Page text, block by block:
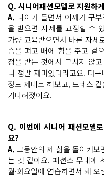
Q. 시니어패션모델로 지원하
A. 나이가 들면서 어깨가 구
을 받으면 자세를 교정할 수
가량 교육받으면서 바른 자세
슴을 펴고 배에 힘을 주고 걸
정을 받는 것에서 그치지 않
니 정말 재미있더라고요. 더
장도 제대로 해보고, 드레스
기다려졌어요.
Q. 이번에 시니어 패션모델
요?
A. 그동안의 제 삶을 돌이켜
는 것 같아요. 패션쇼 무대에
월·화요일에 연습하면서 꽤